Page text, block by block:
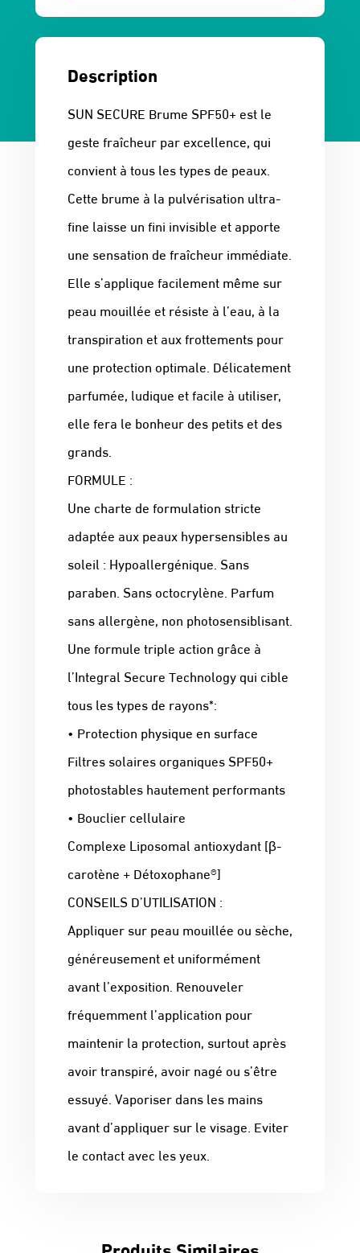
Description
SUN SECURE Brume SPF50+ est le
geste fraîcheur par excellence, qui
convient à tous les types de peaux.
Cette brume à la pulvérisation ultra-
fine laisse un fini invisible et apporte
une sensation de fraîcheur immédiate.
Elle s’applique facilement même sur
peau mouillée et résiste à l’eau, à la
transpiration et aux frottements pour
une protection optimale. Délicatement
parfumée, ludique et facile à utiliser,
elle fera le bonheur des petits et des
grands.
FORMULE :
Une charte de formulation stricte
adaptée aux peaux hypersensibles au
soleil : Hypoallergénique. Sans
paraben. Sans octocrylène. Parfum
sans allergène, non photosensiblisant.
Une formule triple action grâce à
l’Integral Secure Technology qui cible
tous les types de rayons*:
• Protection physique en surface
Filtres solaires organiques SPF50+
photostables hautement performants
• Bouclier cellulaire
Complexe Liposomal antioxydant [β-
carotène + Détoxophane®]
CONSEILS D’UTILISATION :
Appliquer sur peau mouillée ou sèche,
généreusement et uniformément
avant l’exposition. Renouveler
fréquemment l’application pour
maintenir la protection, surtout après
avoir transpiré, avoir nagé ou s’être
essuyé. Vaporiser dans les mains
avant d’appliquer sur le visage. Eviter
le contact avec les yeux.